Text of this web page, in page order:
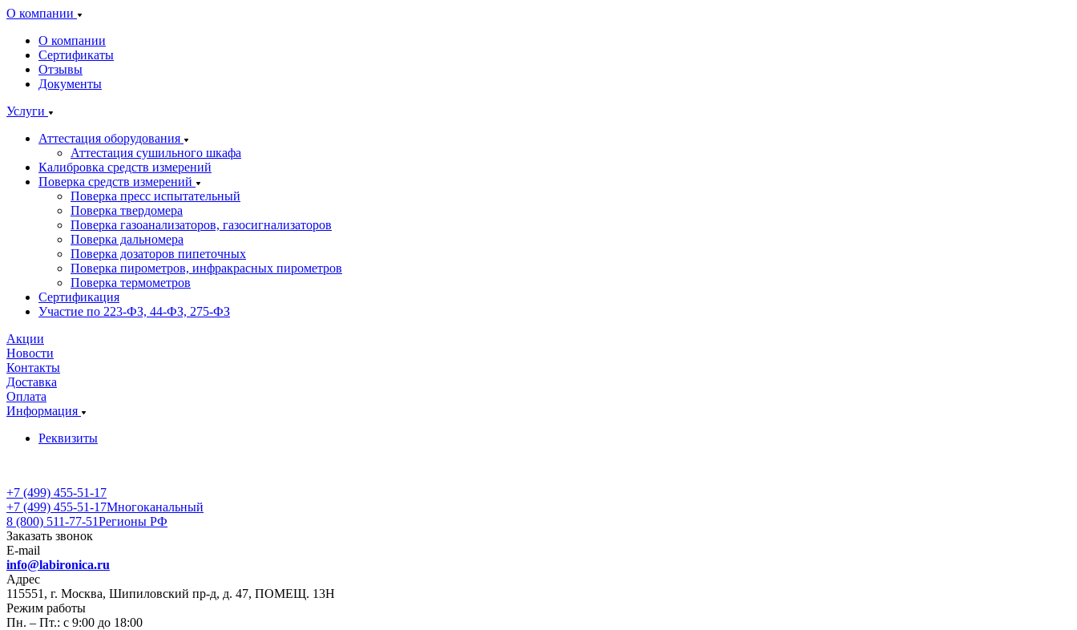
О компании
О компании
Сертификаты
Отзывы
Документы
Услуги
Аттестация оборудования
Аттестация сушильного шкафа
Калибровка средств измерений
Поверка средств измерений
Поверка пресс испытательный
Поверка твердомера
Поверка газоанализаторов, газосигнализаторов
Поверка дальномера
Поверка дозаторов пипеточных
Поверка пирометров, инфракрасных пирометров
Поверка термометров
Сертификация
Участие по 223-ФЗ, 44-ФЗ, 275-ФЗ
Акции
Новости
Контакты
Доставка
Оплата
Информация
Реквизиты
+7 (499) 455-51-17
+7 (499) 455-51-17Многоканальный
8 (800) 511-77-51Регионы РФ
Заказать звонок
E-mail
info@labironica.ru
Адрес
115551, г. Москва, Шипиловский пр-д, д. 47, ПОМЕЩ. 13Н
Режим работы
Пн. – Пт.: с 9:00 до 18:00